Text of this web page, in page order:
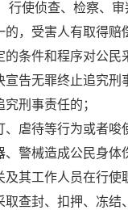
侦查、检察、审判
的，受害人有取得
的条件和程序对公
宣告无罪终止追究
究刑事责任的；
、虐待等行为或者
、警械造成公民
及其工作人员在行
取查封、扣押、冻